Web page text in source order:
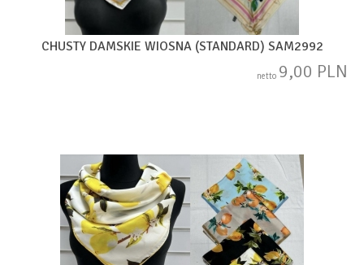
CHUSTY DAMSKIE WIOSNA (STANDARD) SAM2992
netto 9,00 PLN